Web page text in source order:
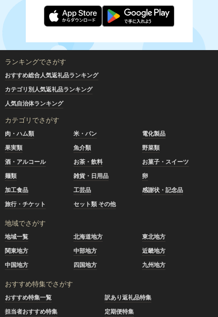
ランキングでさがす
おすすめ総合人気返礼品ランキング
カテゴリ別人気返礼品ランキング
人気自治体ランキング
カテゴリでさがす
肉・ハム類 米・パン
電化製品
果実類
魚介類
野菜類
酒・アルコール
お茶・飲料
お菓子・スイーツ
麺類
雑貨・日用品
卵
加工食品
工芸品
感謝状・記念品
旅行・チケット
セット類 その他
地域でさがす
地域一覧 北海道地方
東北地方
関東地方
中部地方
近畿地方
中国地方
四国地方 九州地方
おすすめ特集でさがす
おすすめ特集一覧
訳あり返礼品特集
担当者おすすめ特集
定期便特集